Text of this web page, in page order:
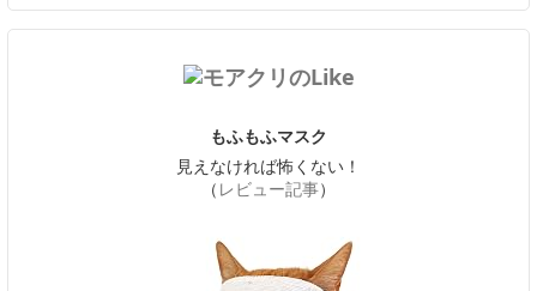
もふもふマスク
見えなければ怖くない！
（ レビュー記事）